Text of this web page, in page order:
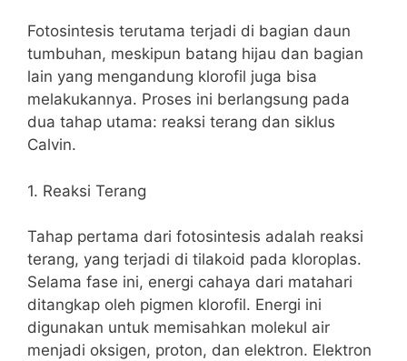
Fotosintesis terutama terjadi di bagian daun
tumbuhan, meskipun batang hijau dan bagian
lain yang mengandung klorofil juga bisa
melakukannya. Proses ini berlangsung pada
dua tahap utama: reaksi terang dan siklus
Calvin.
1. Reaksi Terang
Tahap pertama dari fotosintesis adalah reaksi
terang, yang terjadi di tilakoid pada kloroplas.
Selama fase ini, energi cahaya dari matahari
ditangkap oleh pigmen klorofil. Energi ini
digunakan untuk memisahkan molekul air
menjadi oksigen, proton, dan elektron. Elektron